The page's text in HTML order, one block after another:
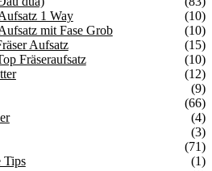
1 Way
(10)
mit Fase Grob
(10)
Aufsatz
(15)
Fräseraufsatz
(10)
(12)
(9)
(66)
(4)
(3)
(71)
Tips
(1)